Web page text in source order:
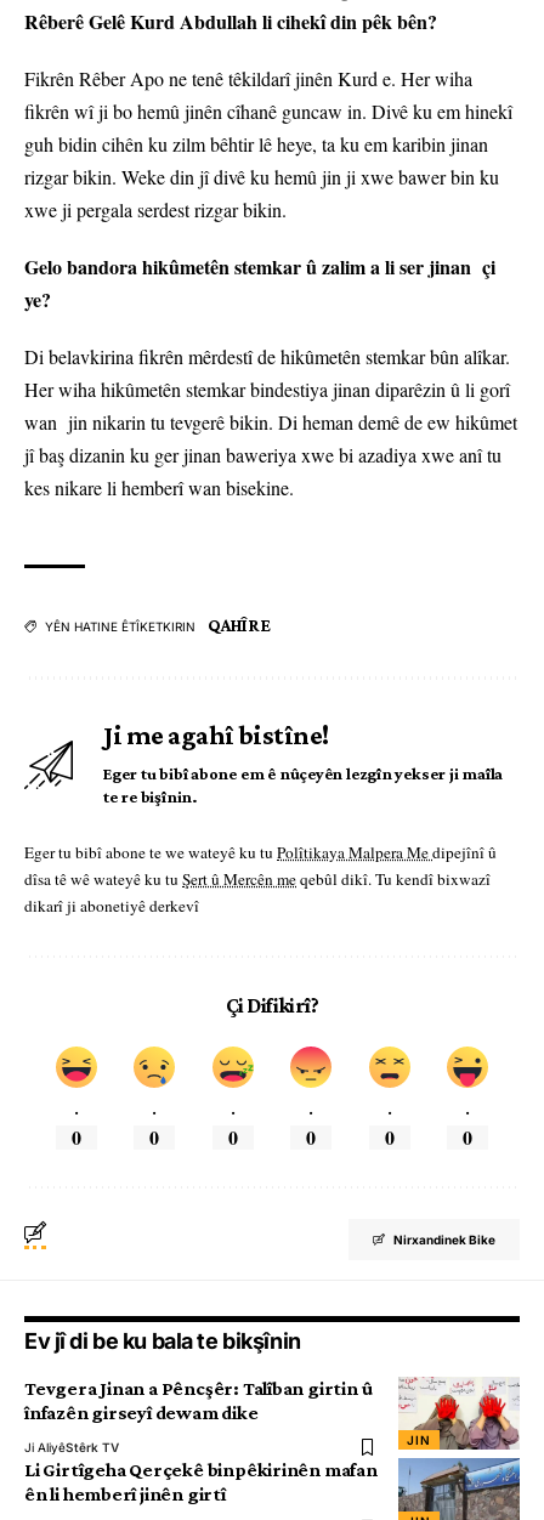
Rêberê Gelê Kurd Abdullah li cihekî din pêk bên?
Fikrên Rêber Apo ne tenê têkildarî jinên Kurd e. Her wiha
fikrên wî ji bo hemû jinên cîhanê guncaw in. Divê ku em hinekî
guh bidin cihên ku zilm bêhtir lê heye, ta ku em karibin jinan
rizgar bikin. Weke din jî divê ku hemû jin ji xwe bawer bin ku
xwe ji pergala serdest rizgar bikin.
Gelo bandora hikûmetên stemkar û zalim a li ser jinan çi
ye?
Di belavkirina fikrên mêrdestî de hikûmetên stemkar bûn alîkar.
Her wiha hikûmetên stemkar bindestiya jinan diparêzin û li gorî
wan jin nikarin tu tevgerê bikin. Di heman demê de ew hikûmet
jî baş dizanin ku ger jinan baweriya xwe bi azadiya xwe anî tu
kes nikare li hemberî wan bisekine.
YÊN HATINE ÊTÎKETKIRIN QAHÎRE
Ji me agahî bistîne!
Eger tu bibî abone em ê nûçeyên lezgîn yekser ji maîla
te re bişînin.
Eger tu bibî abone te we wateyê ku tu Polîtikaya Malpera Medipejînî û
dîsa tê wê wateyê ku tu Şert û Mercên meqebûl dikî. Tu kendî bixwazî
dikarî ji abonetiyê derkevî
Çi Difikirî?
.
0
.
0
.
0
.
0
.
0
.
0
Nirxandinek Bike
Ev jî di be ku bala te bikşînin
JIN
Tevgera Jinan a Pêncşêr: Talîban girtin û
înfazên girseyî dewam dike
Ji AliyêStêrk TV
Li Girtîgeha Qerçekê binpêkirinên mafan
ên li hemberî jinên girtî